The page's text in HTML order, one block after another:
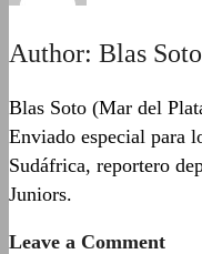
Author: Blas Soto
Blas Soto (Mar del
Enviado especial para
Sudáfrica, reportero
Juniors.
Leave a Comment